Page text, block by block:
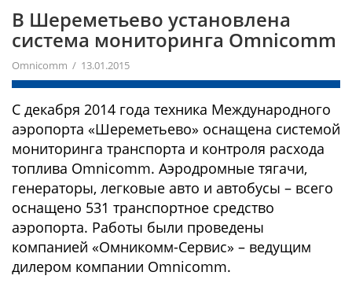
В Шереметьево установлена
система мониторинга Omnicomm
Omnicomm / 13.01.2015
С декабря 2014 года техника Международного
аэропорта «Шереметьево» оснащена системой
мониторинга транспорта и контроля расхода
топлива Omnicomm. Аэродромные тягачи,
генераторы, легковые авто и автобусы – всего
оснащено 531 транспортное средство
аэропорта. Работы были проведены
компанией «Омникомм-Сервис» – ведущим
дилером компании Omnicomm.